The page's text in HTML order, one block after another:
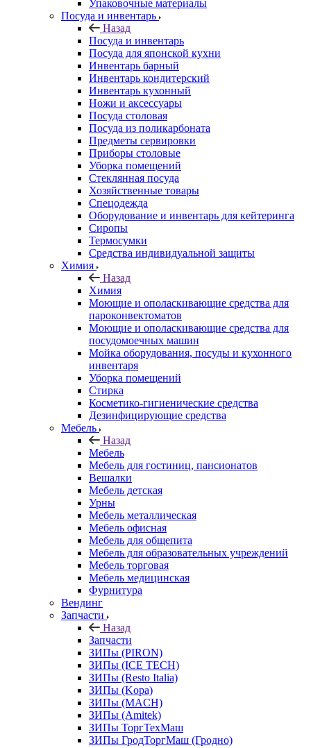
Упаковочные материалы
Посуда и инвентарь
Назад
Посуда и инвентарь
Посуда для японской кухни
Инвентарь барный
Инвентарь кондитерский
Инвентарь кухонный
Ножи и аксессуары
Посуда столовая
Посуда из поликарбоната
Предметы сервировки
Приборы столовые
Уборка помещений
Стеклянная посуда
Хозяйственные товары
Спецодежда
Оборудование и инвентарь для кейтеринга
Сиропы
Термосумки
Средства индивидуальной защиты
Химия
Назад
Химия
Моющие и ополаскивающие средства для
пароконвектоматов
Моющие и ополаскивающие средства для
посудомоечных машин
Мойка оборудования, посуды и кухонного
инвентаря
Уборка помещений
Стирка
Косметико-гигиенические средства
Дезинфицирующие средства
Мебель
Назад
Мебель
Мебель для гостиниц, пансионатов
Вешалки
Мебель детская
Урны
Мебель металлическая
Мебель офисная
Мебель для общепита
Мебель для образовательных учреждений
Мебель торговая
Мебель медицинская
Фурнитура
Вендинг
Запчасти
Назад
Запчасти
ЗИПы (PIRON)
ЗИПы (ICE TECH)
ЗИПы (Resto Italia)
ЗИПы (Kopa)
ЗИПы (MACH)
ЗИПы (Amitek)
ЗИПы ТоргТехМаш
ЗИПы ГродТоргМаш (Гродно)